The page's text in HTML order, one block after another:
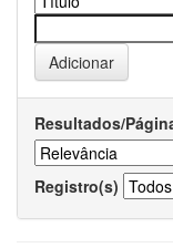
Resultados/
Registro(s)